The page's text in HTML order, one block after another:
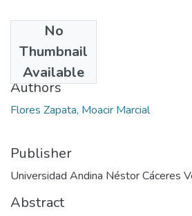
No
Thumbnail
Available
2024
Authors
Flores Zapata, Moacir Marcial
Publisher
Universidad Andina Néstor Cáceres
Abstract